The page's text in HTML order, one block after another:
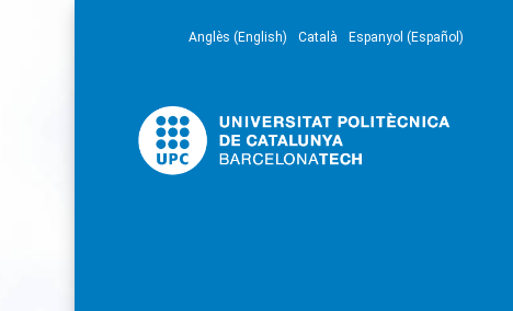
Anglès (English) Català Espanyol (Español)